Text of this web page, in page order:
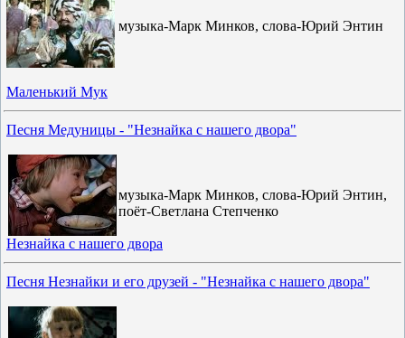
музыка-Марк Минков, слова-Юрий Энтин
Маленький Мук
Песня Медуницы - "Незнайка с нашего двора"
музыка-Марк Минков, слова-Юрий Энтин,
поёт-Светлана Степченко
Незнайка с нашего двора
Песня Незнайки и его друзей - "Незнайка с нашего двора"